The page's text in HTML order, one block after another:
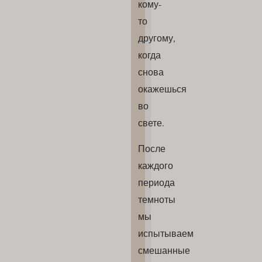
кому-
то
другому,
когда
снова
окажешься
во
свете.
После
каждого
периода
темноты
мы
испытываем
смешанные